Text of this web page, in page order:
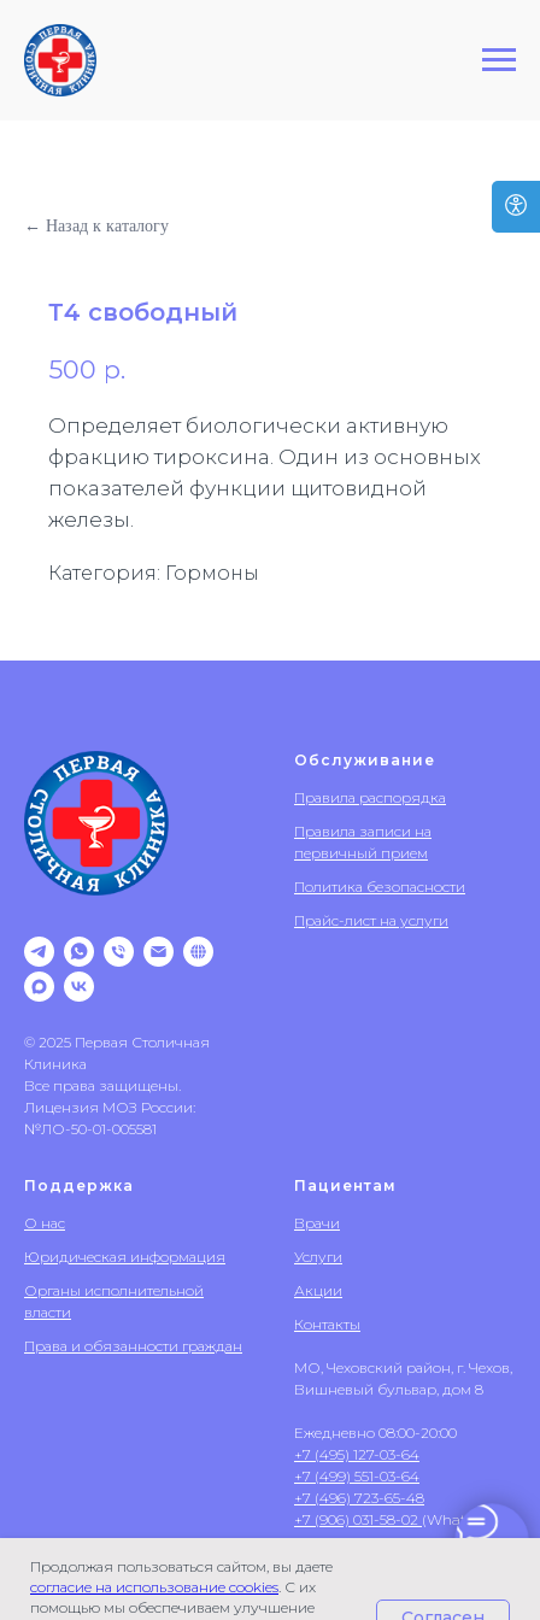
Первая Столичная Клиника
Продолжая пользоваться сайтом, вы даете
согласие на использование cookies. С их
помощью мы обеспечиваем улучшение
← Назад к каталогу
Т4 свободный
500 р.
Определяет биологически активную
фракцию тироксина. Один из основных
показателей функции щитовидной
железы.
Категория: Гормоны
© 2025 Первая Столичная
Клиника
Все права защищены.
Лицензия МОЗ России:
№ЛО-50-01-005581
Обслуживание
Правила распорядка
Правила записи на
первичный прием
Политика безопасности
Прайс-лист на услуги
Поддержка
О нас
Юридическая информация
Органы исполнительной
власти
Права и обязанности граждан
Пациентам
Врачи
Услуги
Акции
Контакты
МО, Чеховский район, г. Чехов,
Вишневый бульвар, дом 8
Ежедневно 08:00-20:00
+7 (495) 127-03-64
+7 (499) 551-03-64
+7 (496) 723-65-48
+7 (906) 031-58-02 (WhatsApp)